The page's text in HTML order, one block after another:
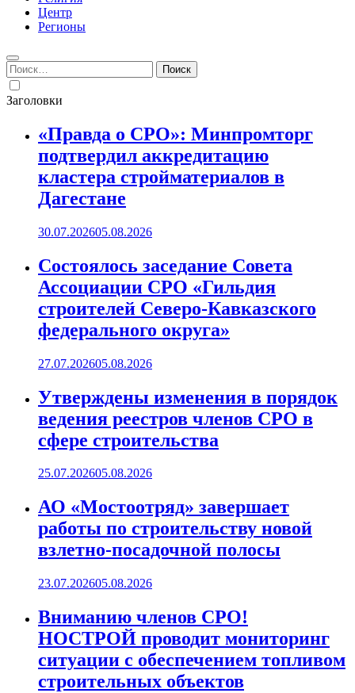
Центр
Регионы
Найти:
Заголовки
«Правда о СРО»: Минпромторг
подтвердил аккредитацию
кластера стройматериалов в
Дагестане
30.07.202605.08.2026
Состоялось заседание Совета
Ассоциации СРО «Гильдия
строителей Северо-Кавказского
федерального округа»
27.07.202605.08.2026
Утверждены изменения в порядок
ведения реестров членов СРО в
сфере строительства
25.07.202605.08.2026
АО «Мостоотряд» завершает
работы по строительству новой
взлетно-посадочной полосы
23.07.202605.08.2026
Вниманию членов СРО!
НОСТРОЙ проводит мониторинг
ситуации с обеспечением топливом
строительных объектов